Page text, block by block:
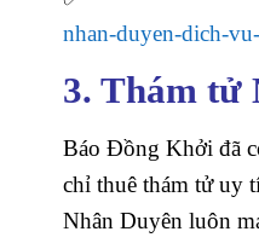
nhan-duyen-dich-
3. Thám tử
Báo Đồng Khởi đã
chỉ thuê thám tử uy
Nhân Duyên luôn